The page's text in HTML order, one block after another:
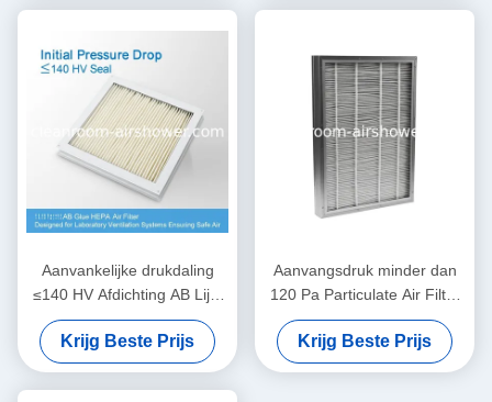
luchtfiltratieoplossing
Aanvankelijke drukdaling
≤140 HV Afdichting AB Lijm
HEPA-luchtfilter ontworpen
voor ventilatiesystemen in
laboratoria die veilige lucht
garanderen
Krijg Beste Prijs
Aanvangsdruk minder dan
120 Pa Particulate Air Filter
1220 610 150mm
Aangepaste maten voor
luchtfiltratie in medische
Krijg Beste Prijs